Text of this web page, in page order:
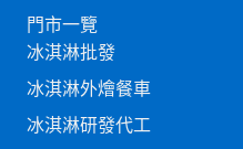
門市一覽
冰淇淋批發
冰淇淋外燴餐車
冰淇淋研發代工